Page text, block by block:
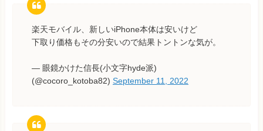
楽天モバイル、新しいiPhone本体は安いけど
下取り価格もその分安いので結果トントンな気が。
— 眼鏡かけた信長(小文字hyde派)
(@cocoro_kotoba82) September 11, 2022